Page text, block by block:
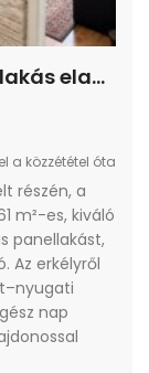
Felújított, napfényes 3 szobás lakás eladó Újpalota kedvelt részén!
a közzététel óta
részén, a
m²-es, kiváló
panellakást,
Az erkélyről
nap